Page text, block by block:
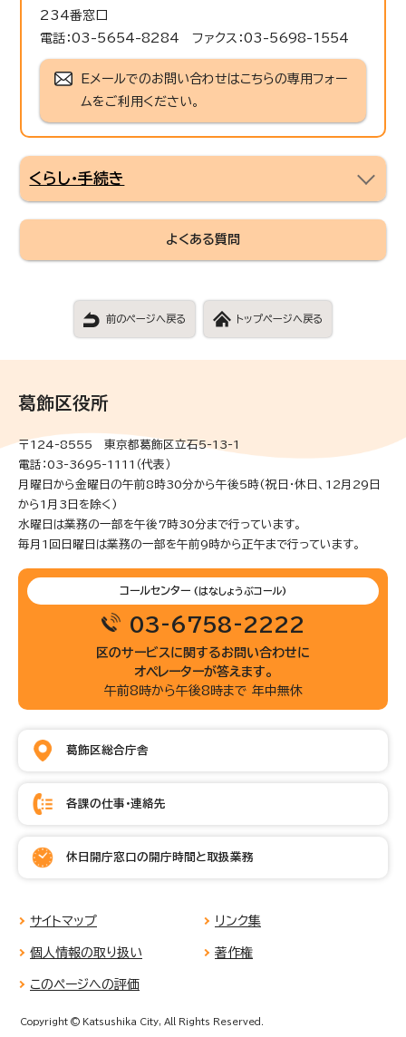
234番窓口
電話：03-5654-8284 ファクス：03-5698-1554
Eメールでのお問い合わせはこちらの専用フォー
ムをご利用ください。
くらし・手続き
よくある質問
前のページへ戻る トップページへ戻る
葛飾区役所
〒124-8555 東京都葛飾区立石5-13-1
電話：03-3695-1111（代表）
月曜日から金曜日の午前8時30分から午後5時(祝日・休日、12月29日
から1月3日を除く)
水曜日は業務の一部を午後7時30分まで行っています。
毎月1回日曜日は業務の一部を午前9時から正午まで行っています。
コールセンター (はなしょうぶコール)
03-6758-2222
区のサービスに関するお問い合わせに
オペレーターが答えます。
午前8時から午後8時まで 年中無休
葛飾区総合庁舎
各課の仕事・連絡先
休日開庁窓口の開庁時間と取扱業務
サイトマップ リンク集
個人情報の取り扱い 著作権
このページへの評価
Copyright © Katsushika City, All Rights Reserved.